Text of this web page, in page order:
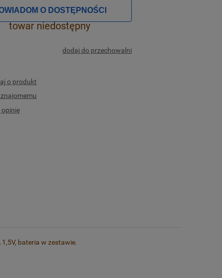
O DOSTĘPNOŚCI
towar niedostępny
dodaj do przechowalni
o produkt
bateria w zestawie.